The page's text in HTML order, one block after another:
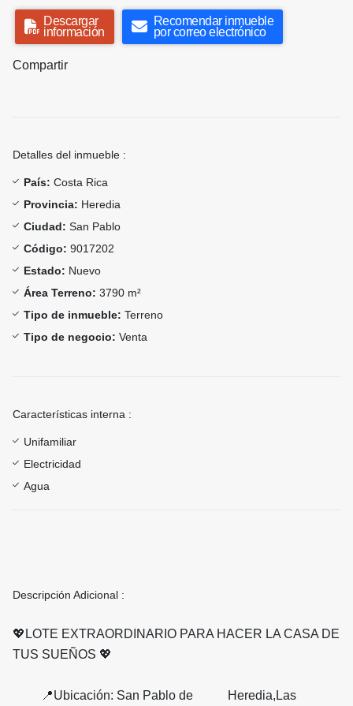
Descargar
información
Recomendar inmueble
por correo electrónico
Compartir
Detalles del inmueble :
País: Costa Rica
Provincia: Heredia
Ciudad: San Pablo
Código: 9017202
Estado: Nuevo
Área Terreno: 3790 m²
Tipo de inmueble: Terreno
Tipo de negocio: Venta
Características interna :
Unifamiliar
Electricidad
Agua
Descripción Adicional :
💖LOTE EXTRAORDINARIO PARA HACER LA CASA DE
TUS SUEÑOS 💖
📍Ubicación: San Pablo de Heredia,Las